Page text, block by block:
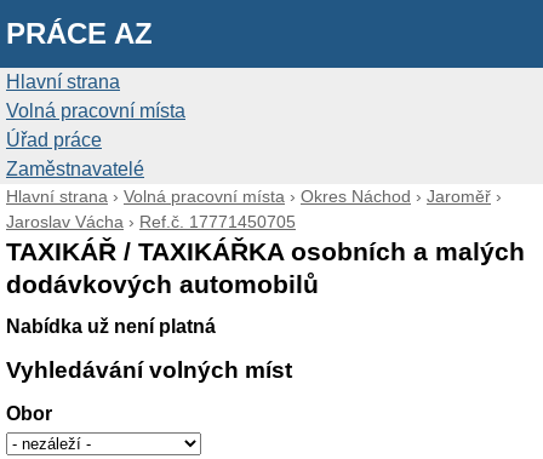
PRÁCE AZ
Hlavní strana
Volná pracovní místa
Úřad práce
Zaměstnavatelé
Hlavní strana › Volná pracovní místa › Okres Náchod › Jaroměř ›
Jaroslav Vácha › Ref.č. 17771450705
TAXIKÁŘ / TAXIKÁŘKA osobních a malých
dodávkových automobilů
Nabídka už není platná
Vyhledávání volných míst
Obor